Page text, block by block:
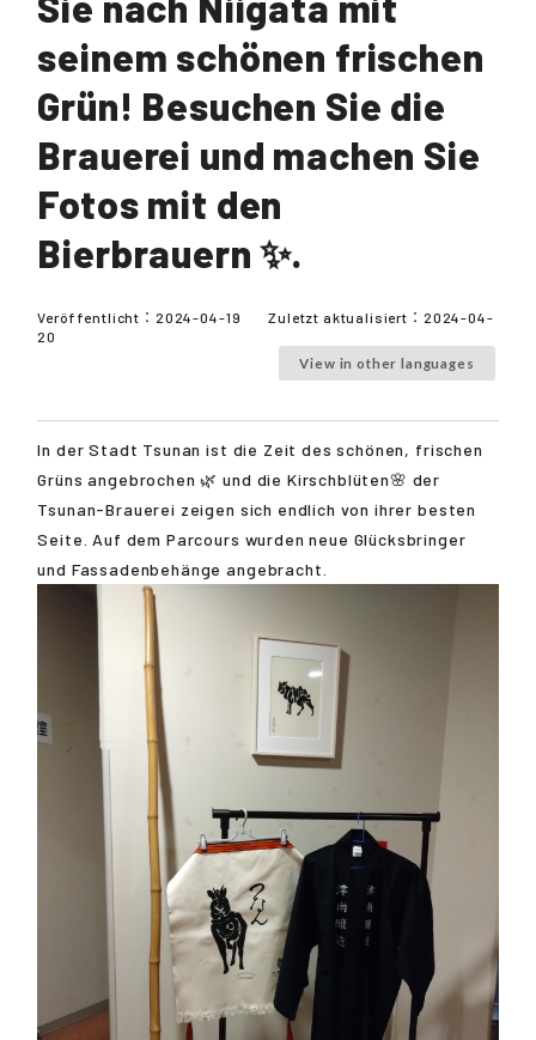
seinem schönen frischen
Grün! Besuchen Sie die
Brauerei und machen Sie
Fotos mit den
Bierbrauern ✨.
Veröffentlicht： 2024-04-19 Zuletzt aktualisiert： 2024-04-
20
View in other languages
In der Stadt Tsunan ist die Zeit des schönen, frischen
Grüns angebrochen 🌿 und die Kirschblüten🌸 der
Tsunan-Brauerei zeigen sich endlich von ihrer besten
Seite. Auf dem Parcours wurden neue Glücksbringer
und Fassadenbehänge angebracht.